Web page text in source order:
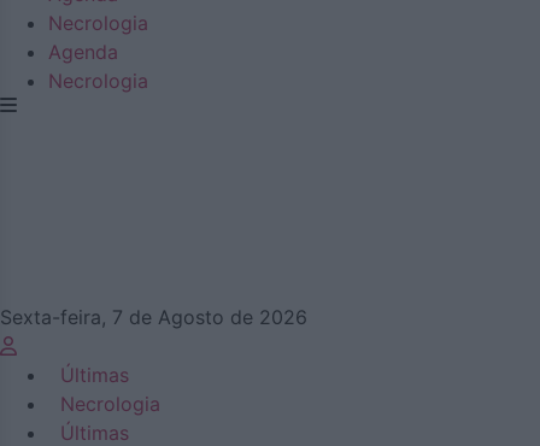
Necrologia
Agenda
Necrologia
Sexta-feira, 7 de Agosto de 2026
Últimas
Necrologia
Últimas